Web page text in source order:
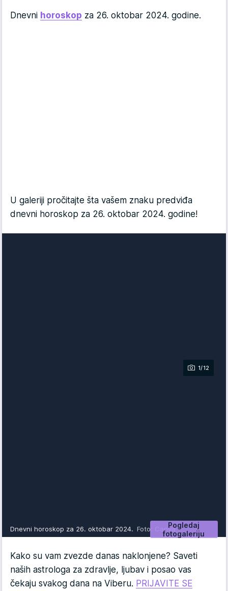
Dnevni horoskop za 26. oktobar 2024. godine.
U galeriji pročitajte šta vašem znaku predviđa
dnevni horoskop za 26. oktobar 2024. godine!
1/12
Pogledaj
fotogaleriju
Dnevni horoskop za 26. oktobar 2024. Foto: Canva
Kako su vam zvezde danas naklonjene? Saveti
naših astrologa za zdravlje, ljubav i posao vas
čekaju svakog dana na Viberu. PRIJAVITE SE